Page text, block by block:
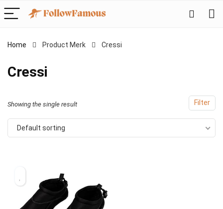
Home Product Merk ‎Cressi
‎Cressi
Filter
Showing the single result
Default sorting